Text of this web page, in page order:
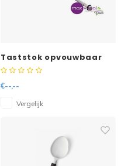
Taststok opvouwbaar
130cm
€--,--
Vergelijk